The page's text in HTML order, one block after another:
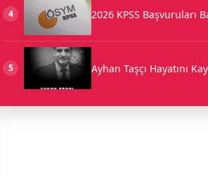
4 2026 KPSS Başvuruları
5 Ayhan Taşçı Hayatını